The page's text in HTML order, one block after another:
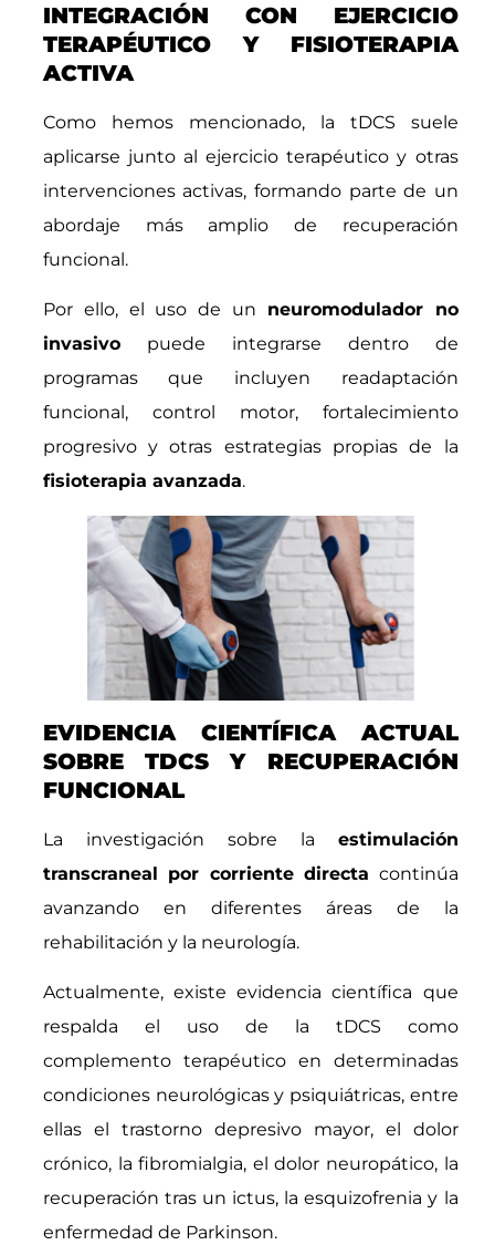
INTEGRACIÓN CON EJERCICIO
TERAPÉUTICO Y FISIOTERAPIA
ACTIVA
Como hemos mencionado, la tDCS suele
aplicarse junto al ejercicio terapéutico y otras
intervenciones activas, formando parte de un
abordaje más amplio de recuperación
funcional.
Por ello, el uso de un neuromodulador no
invasivopuede integrarse dentro de
programas que incluyen readaptación
funcional, control motor, fortalecimiento
progresivo y otras estrategias propias de la
fisioterapia avanzada.
EVIDENCIA CIENTÍFICA ACTUAL
SOBRE TDCS Y RECUPERACIÓN
FUNCIONAL
La investigación sobre la estimulación
transcraneal por corriente directa continúa
avanzando en diferentes áreas de la
rehabilitación y la neurología.
Actualmente, existe evidencia científica que
respalda el uso de la tDCS como
complemento terapéutico en determinadas
condiciones neurológicas y psiquiátricas, entre
ellas el trastorno depresivo mayor, el dolor
crónico, la fibromialgia, el dolor neuropático, la
recuperación tras un ictus, la esquizofrenia y la
enfermedad de Parkinson.